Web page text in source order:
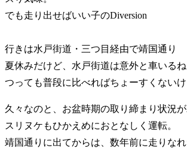
でも走り出せばいい子のDiversion
行きは水戸街道・三つ目経由で靖国通
夏休みだけど、水戸街道は意外と車いるね
つっても普段に比べればちょーすくないけ
久々なのと、お盆時期の取り締まり状況が
スリヌケもひかえめにおとなしく運転。
靖国通りに出てからは、数年前に走りなれ